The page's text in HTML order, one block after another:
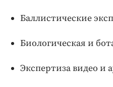
Баллистические
Биологическая и
Экспертиза видео и